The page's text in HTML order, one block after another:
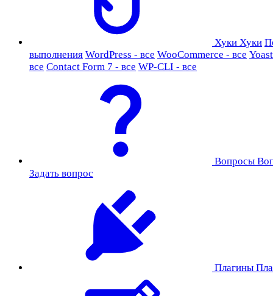
Хуки Хуки
выполнения WordPress - все WooCommerce - все
все Contact Form 7 - все WP-CLI - все
Вопросы
Задать вопрос
Плагины